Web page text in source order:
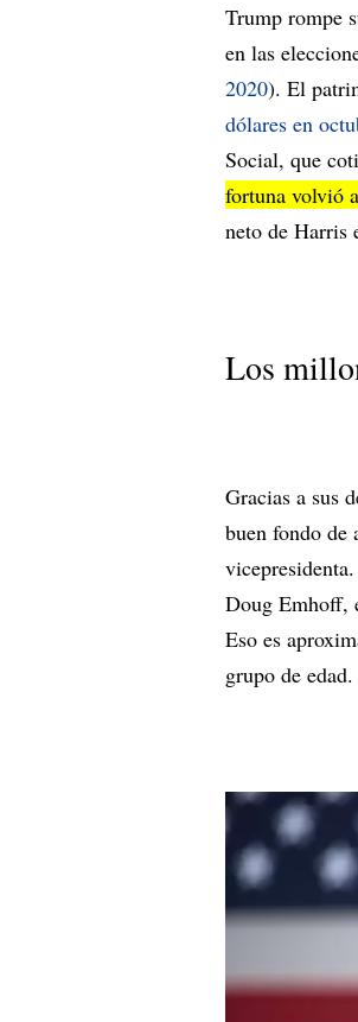
Trump rompe
en las
2020). El
dólares en
Social, que
fortuna volvió
neto de Harris
Los
Gracias a sus
buen fondo de
Doug Emhoff,
Eso es
grupo de edad.